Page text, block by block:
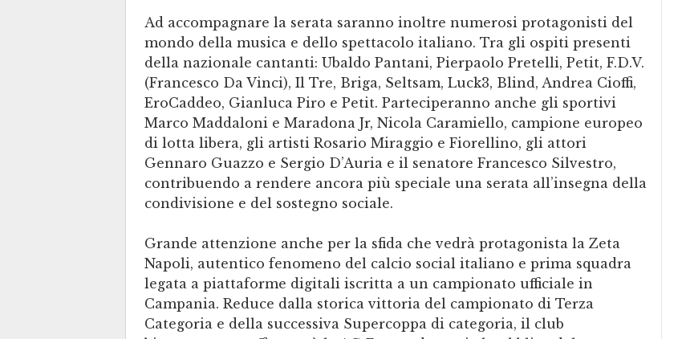
Ad accompagnare la serata saranno inoltre numerosi protagonisti del
mondo della musica e dello spettacolo italiano. Tra gli ospiti presenti
della nazionale cantanti: Ubaldo Pantani, Pierpaolo Pretelli, Petit, F.D.V.
(Francesco Da Vinci), Il Tre, Briga, Seltsam, Luck3, Blind, Andrea Cioffi,
EroCaddeo, Gianluca Piro e Petit. Parteciperanno anche gli sportivi
Marco Maddaloni e Maradona Jr, Nicola Caramiello, campione europeo
di lotta libera, gli artisti Rosario Miraggio e Fiorellino, gli attori
Gennaro Guazzo e Sergio D’Auria e il senatore Francesco Silvestro,
contribuendo a rendere ancora più speciale una serata all’insegna della
condivisione e del sostegno sociale.
Grande attenzione anche per la sfida che vedrà protagonista la Zeta
Napoli, autentico fenomeno del calcio social italiano e prima squadra
legata a piattaforme digitali iscritta a un campionato ufficiale in
Campania. Reduce dalla storica vittoria del campionato di Terza
Categoria e della successiva Supercoppa di categoria, il club